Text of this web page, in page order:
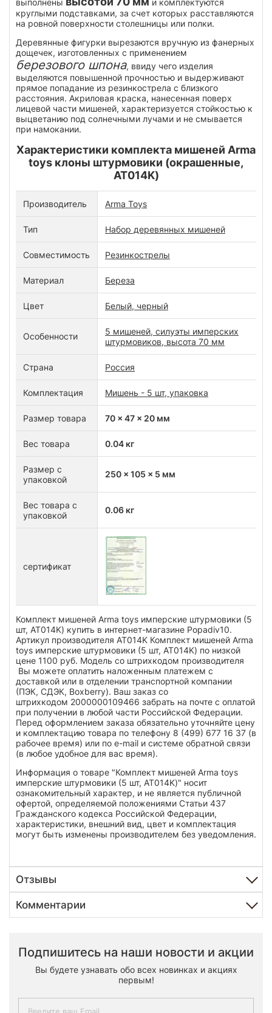
выполнены
и комплектуются
круглыми подставками, за счет которых расставляются
на ровной поверхности столешницы или полки.
Деревянные фигурки вырезаются вручную из фанерных
дощечек, изготовленных с применением
березового шпона, ввиду чего изделия
выделяются повышенной прочностью и выдерживают
прямое попадание из резинкострела с близкого
расстояния. Акриловая краска, нанесенная поверх
лицевой части мишеней, характеризуется стойкостью к
выцветанию под солнечными лучами и не смывается
при намокании.
Характеристики комплекта мишеней Arma
toys клоны штурмовики (окрашенные,
AT014K)
Производитель Arma Toys
Тип Набор деревянных мишеней
Совместимость Резинкострелы
Материал Береза
Цвет Белый, черный
Особенности
5 мишеней, силуэты имперских
штурмовиков, высота 70 мм
Страна Россия
Комплектация Мишень - 5 шт, упаковка
Размер товара 70 x 47 x 20 мм
Вес товара 0.04 кг
Размер с
упаковкой
250 x 105 x 5 мм
Вес товара с
упаковкой
0.06 кг
сертификат
Комплект мишеней Arma toys имперские штурмовики (5
шт, AT014K) купить в интернет-магазине Popadiv10.
Артикул производителя AT014K Комплект мишеней Arma
toys имперские штурмовики (5 шт, AT014K) по низкой
цене 1100 руб. Модель со штрихкодом производителя
Вы можете оплатить наложенным платежем с
доставкой или в отделении транспортной компании
(ПЭК, СДЭК, Boxberry). Ваш заказ со
штрихкодом 2000000109466 забрать на почте с оплатой
при получении в любой части Российской Федерации.
Перед оформлением заказа обязательно уточняйте цену
и комплектацию товара по телефону 8 (499) 677 16 37 (в
рабочее время) или по e-mail и системе обратной связи
(в любое удобное для вас время).
Информация о товаре "Комплект мишеней Arma toys
имперские штурмовики (5 шт, AT014K)" носит
ознакомительный характер, и не является публичной
офертой, определяемой положениями Статьи 437
Гражданского кодекса Российской Федерации,
характеристики, внешний вид, цвет и комплектация
могут быть изменены производителем без уведомления.
Отзывы
Комментарии
Подпишитесь на наши новости и акции
Вы будете узнавать обо всех новинках и акциях
первым!